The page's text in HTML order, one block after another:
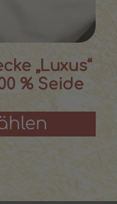
„Luxus“
% Seide